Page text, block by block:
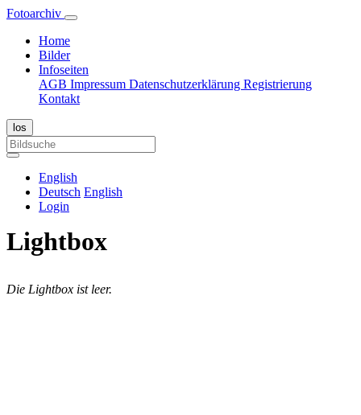
Fotoarchiv
Home
Bilder
Infoseiten
AGB Impressum Datenschutzerklärung Registrierung
Kontakt
English
Deutsch English
Login
Lightbox
Die Lightbox ist leer.